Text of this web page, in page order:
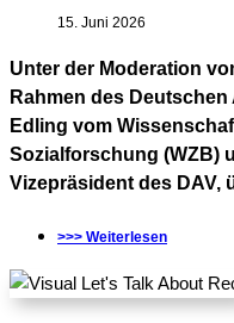
15. Juni 2026
Unter der Moderation
Rahmen des
Edling vom
Sozialforschung (WZB)
Vizepräsident des DAV,
>>> Weiterlesen